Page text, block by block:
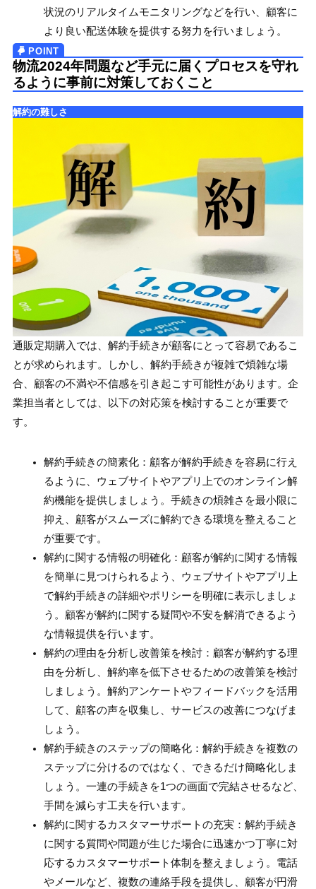
状況のリアルタイムモニタリングなどを行い、顧客に
より良い配送体験を提供する努力を行いましょう。
物流2024年問題など手元に届くプロセスを守れ
るように事前に対策しておくこと
解約の難しさ
通販定期購入では、解約手続きが顧客にとって容易であるこ
とが求められます。しかし、解約手続きが複雑で煩雑な場
合、顧客の不満や不信感を引き起こす可能性があります。企
業担当者としては、以下の対応策を検討することが重要で
す。
解約手続きの簡素化：顧客が解約手続きを容易に行え
るように、ウェブサイトやアプリ上でのオンライン解
約機能を提供しましょう。手続きの煩雑さを最小限に
抑え、顧客がスムーズに解約できる環境を整えること
が重要です。
解約に関する情報の明確化：顧客が解約に関する情報
を簡単に見つけられるよう、ウェブサイトやアプリ上
で解約手続きの詳細やポリシーを明確に表示しましょ
う。顧客が解約に関する疑問や不安を解消できるよう
な情報提供を行います。
解約の理由を分析し改善策を検討：顧客が解約する理
由を分析し、解約率を低下させるための改善策を検討
しましょう。解約アンケートやフィードバックを活用
して、顧客の声を収集し、サービスの改善につなげま
しょう。
解約手続きのステップの簡略化：解約手続きを複数の
ステップに分けるのではなく、できるだけ簡略化しま
しょう。一連の手続きを1つの画面で完結させるなど、
手間を減らす工夫を行います。
解約に関するカスタマーサポートの充実：解約手続き
に関する質問や問題が生じた場合に迅速かつ丁寧に対
応するカスタマーサポート体制を整えましょう。電話
やメールなど、複数の連絡手段を提供し、顧客が円滑